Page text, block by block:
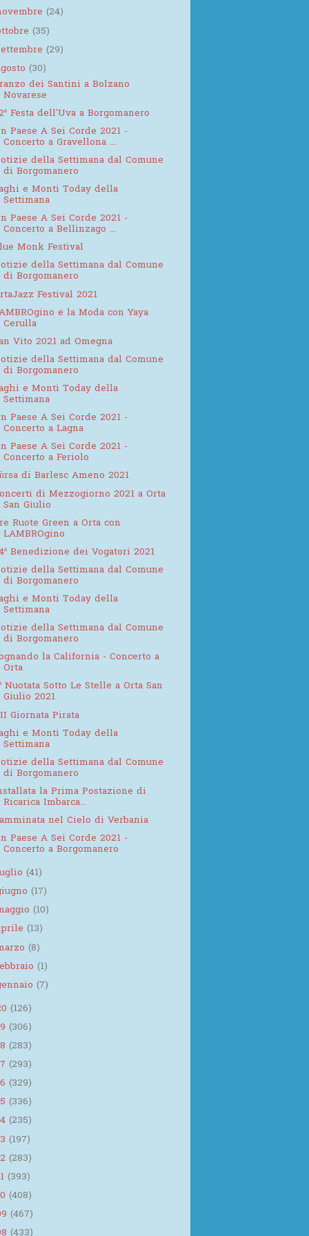
(24)
(35)
(29)
(30)
dei Santini a Bolzano
Novarese
Festa dell'Uva a Borgomanero
Paese A Sei Corde 2021 -
Concerto a Gravellona ...
della Settimana dal Comune
di Borgomanero
e Monti Today della
Settimana
Paese A Sei Corde 2021 -
Concerto a Bellinzago ...
Monk Festival
della Settimana dal Comune
di Borgomanero
Festival 2021
e la Moda con Yaya
Cerulla
Vito 2021 ad Omegna
della Settimana dal Comune
di Borgomanero
e Monti Today della
Settimana
Paese A Sei Corde 2021 -
Concerto a Lagna
Paese A Sei Corde 2021 -
Concerto a Feriolo
di Barlesc Ameno 2021
di Mezzogiorno 2021 a Orta
San Giulio
Ruote Green a Orta con
LAMBROgino
Benedizione dei Vogatori 2021
della Settimana dal Comune
di Borgomanero
e Monti Today della
Settimana
della Settimana dal Comune
di Borgomanero
la California - Concerto a
Orta
Nuotata Sotto Le Stelle a Orta San
Giulio 2021
Giornata Pirata
e Monti Today della
Settimana
della Settimana dal Comune
di Borgomanero
la Prima Postazione di
Ricarica Imbarca...
nel Cielo di Verbania
Paese A Sei Corde 2021 -
Concerto a Borgomanero
(41)
(17)
(10)
(13)
(8)
(1)
(7)
(126)
(306)
(283)
(293)
(329)
(336)
(235)
(197)
(283)
(393)
(408)
(467)